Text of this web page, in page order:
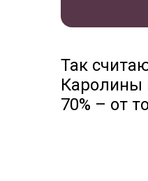
Так
Каролины
70% – от